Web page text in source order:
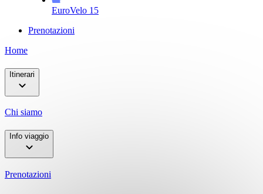
EuroVelo 15
Prenotazioni
Home
Itinerari
Chi siamo
Info viaggio
Prenotazioni